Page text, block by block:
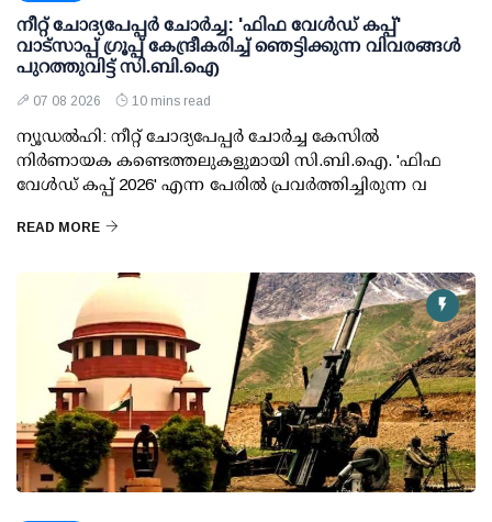
നീറ്റ് ചോദ്യപേപ്പര്‍ ചോര്‍ച്ച: 'ഫിഫ വേള്‍ഡ് കപ്പ്'
വാട്സാപ്പ് ഗ്രൂപ്പ് കേന്ദ്രീകരിച്ച് ഞെട്ടിക്കുന്ന വിവരങ്ങള്‍
പുറത്തുവിട്ട് സി.ബി.ഐ
07 08 2026 10 mins read
ന്യൂഡല്‍ഹി: നീറ്റ് ചോദ്യപേപ്പര്‍ ചോര്‍ച്ച കേസില്‍
നിര്‍ണായക കണ്ടെത്തലുകളുമായി സി.ബി.ഐ. 'ഫിഫ
വേള്‍ഡ് കപ്പ് 2026' എന്ന പേരില്‍ പ്രവര്‍ത്തിച്ചിരുന്ന വ
READ MORE